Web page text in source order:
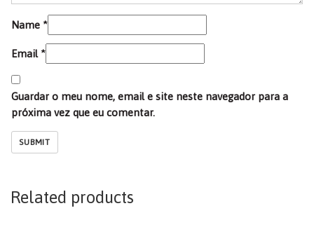
Name *
Email *
Guardar o meu nome, email e site neste navegador para a
próxima vez que eu comentar.
Related products